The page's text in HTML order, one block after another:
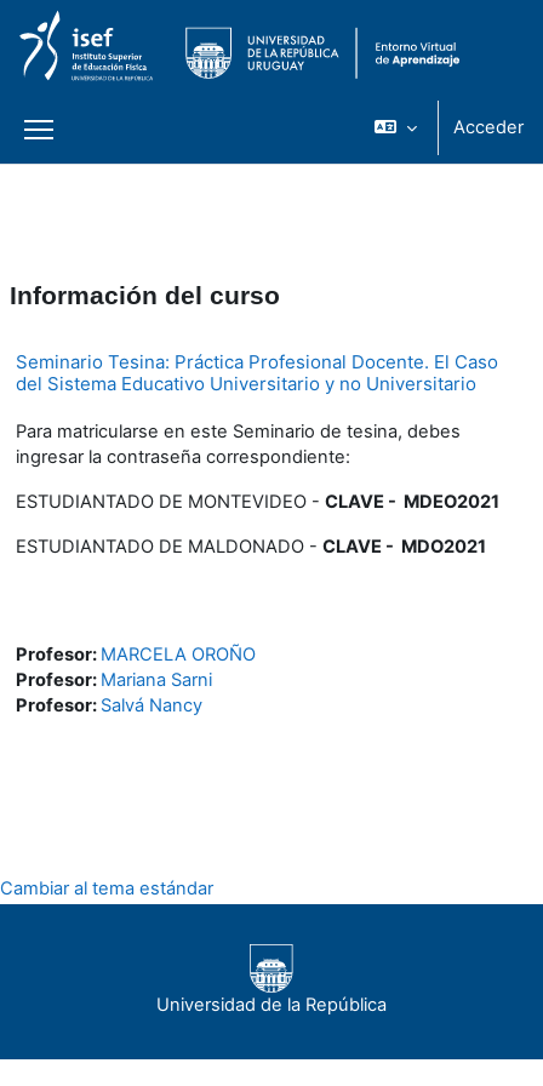
Panel lateral
Acceder
Información del curso
Seminario Tesina: Práctica Profesional Docente. El Caso
del Sistema Educativo Universitario y no Universitario
Para matricularse en este Seminario de tesina, debes
ingresar la contraseña correspondiente:
ESTUDIANTADO DE MONTEVIDEO - CLAVE - MDEO2021
ESTUDIANTADO DE MALDONADO - CLAVE - MDO2021
Profesor: MARCELA OROÑO
Profesor: Mariana Sarni
Profesor: Salvá Nancy
Cambiar al tema estándar
Universidad de la República